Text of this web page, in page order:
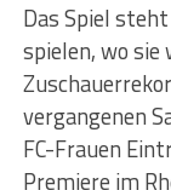
Das Spiel
spielen, wo sie
vergangenen
FC-Frauen
Premiere im